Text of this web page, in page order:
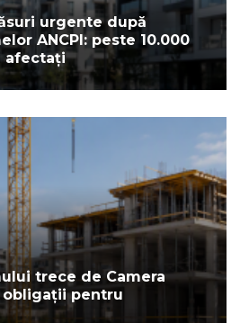
urgente după
ANCPI: peste 10.000
afectați
trece de Camera
obligații pentru